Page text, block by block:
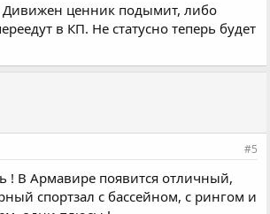
Дивижен ценник подымит, либо
в КП. Не статусно теперь будет
#5
! В Армавире появится отличный,
спортзал с бассейном, с рингом и